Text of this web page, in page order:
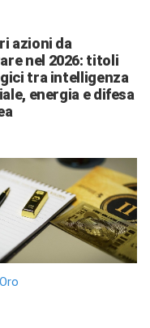
azioni da
nel 2026: titoli
tra intelligenza
energia e difesa